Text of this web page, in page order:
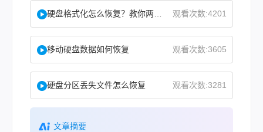
观看次数:4201
移动硬盘数据如何恢复 观看次数:3605
硬盘分区丢失文件怎么恢复 观看次数:3281
文章摘要